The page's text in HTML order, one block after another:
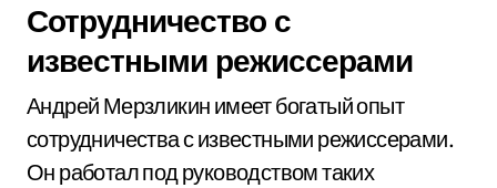
Сотрудничество с
известными режиссерами
Андрей Мерзликин имеет богатый опыт
сотрудничества с известными режиссерами.
Он работал под руководством таких